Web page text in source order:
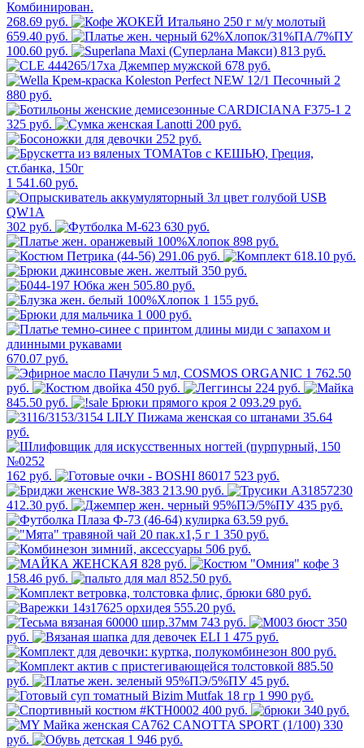
268.69 руб.
659.40 руб.
100.60 руб.
813 руб.
678 руб.
2
880 руб.
2
325 руб.
200 руб.
252 руб.
1 541.60 руб.
302 руб.
630 руб.
898 руб.
291.06 руб.
618.10 руб.
350 руб.
505.80 руб.
1 155 руб.
1 000 руб.
670.07 руб.
1 762.50
руб.
450 руб.
224 руб.
845.50 руб.
2 093.29 руб.
35.64
руб.
162 руб.
523 руб.
213.90 руб.
412.30 руб.
435 руб.
63.59 руб.
1 350 руб.
506 руб.
828 руб.
3
158.46 руб.
852.50 руб.
680 руб.
555.20 руб.
743 руб.
350
руб.
1 475 руб.
800 руб.
885.50
руб.
45 руб.
1 990 руб.
400 руб.
340 руб.
330
руб.
1 946 руб.